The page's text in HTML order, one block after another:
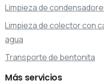
Limpieza de
Limpieza de colector con
agua
Transporte de bentonita
Más servicios